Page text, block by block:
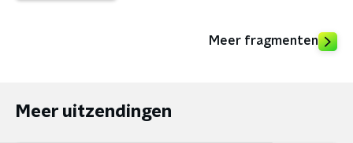
Meer fragmenten
Meer uitzendingen